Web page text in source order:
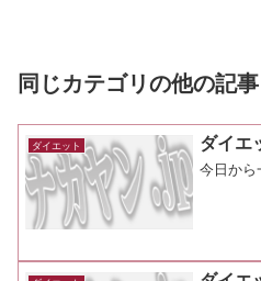
同じカテゴリの他の記事
ダイエット ダイエ
今日から